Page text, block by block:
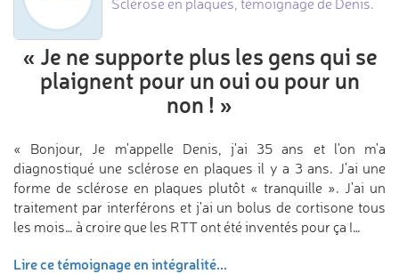
Sclérose en plaques, témoignage de Denis.
« Je ne supporte plus les gens qui se
plaignent pour un oui ou pour un
non ! »
« Bonjour, Je m'appelle Denis, j'ai 35 ans et l'on m'a
diagnostiqué une sclérose en plaques il y a 3 ans. J'ai une
forme de sclérose en plaques plutôt « tranquille ». J'ai un
traitement par interférons et j'ai un bolus de cortisone tous
les mois… à croire que les RTT ont été inventés pour ça !…
Lire ce témoignage en intégralité...